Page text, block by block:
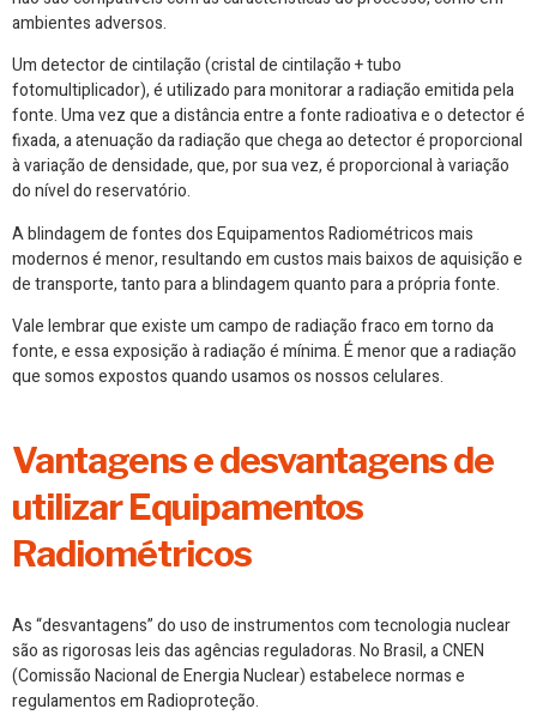
ambientes adversos.
Um detector de cintilação (cristal de cintilação + tubo
fotomultiplicador), é utilizado para monitorar a radiação emitida pela
fonte. Uma vez que a distância entre a fonte radioativa e o detector é
fixada, a atenuação da radiação que chega ao detector é proporcional
à variação de densidade, que, por sua vez, é proporcional à variação
do nível do reservatório.
A blindagem de fontes dos Equipamentos Radiométricos mais
modernos é menor, resultando em custos mais baixos de aquisição e
de transporte, tanto para a blindagem quanto para a própria fonte.
Vale lembrar que existe um campo de radiação fraco em torno da
fonte, e essa exposição à radiação é mínima. É menor que a radiação
que somos expostos quando usamos os nossos celulares.
Vantagens e desvantagens de
utilizar Equipamentos
Radiométricos
As “desvantagens” do uso de instrumentos com tecnologia nuclear
são as rigorosas leis das agências reguladoras. No Brasil, a CNEN
(Comissão Nacional de Energia Nuclear) estabelece normas e
regulamentos em Radioproteção.